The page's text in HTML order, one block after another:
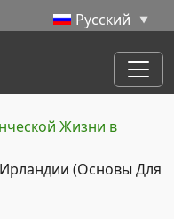
Жизни в
(Основы Для